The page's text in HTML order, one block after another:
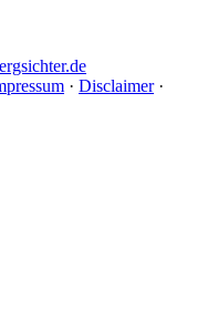
· Disclaimer·